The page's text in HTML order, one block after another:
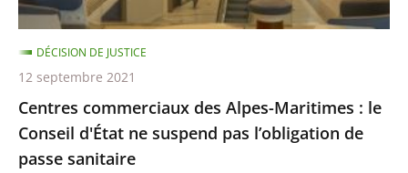
d'État
ne
suspend
pas
l’obligation
de
passe
Centres commerciaux des Alpes-Maritimes : le
Conseil d'État ne suspend pas l’obligation de
passe sanitaire
DÉCISION DE JUSTICE
12 septembre 2021